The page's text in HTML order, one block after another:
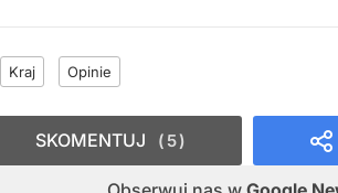
Kraj Opinie
SKOMENTUJ 5